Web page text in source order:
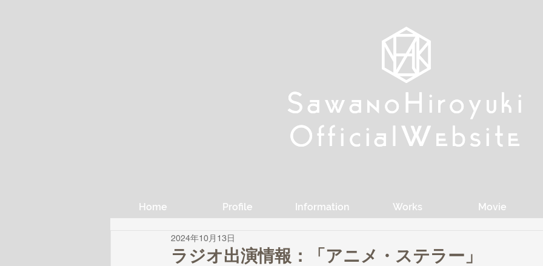
Sa wanoHiroyuki
Official W ebsite
Home Profile Information Works Movie
Sa wanoHiroyuki
Official W ebsite
ラジオ出演情報：「アニメ・ステラー」
2024年10月13日